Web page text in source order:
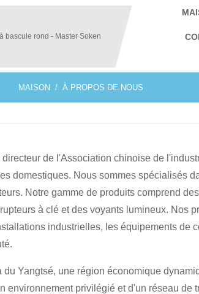
MAISON À PROPOS DE NOUS
de l'Association chinoise de
domestiques. Nous sommes spécialisés
Notre gamme de produits comprend
à clé et des voyants lumineux. Nos
industrielles, les équipements de
Yangtsé, une région économique
environnement privilégié et d'un réseau de